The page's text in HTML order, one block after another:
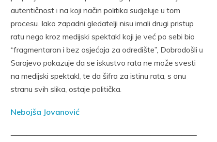
autentičnost i na koji način politika sudjeluje u tom
procesu. Iako zapadni gledatelji nisu imali drugi pristup
ratu nego kroz medijski spektakl koji je već po sebi bio
“fragmentaran i bez osjećaja za odredište”, Dobrodošli u
Sarajevo pokazuje da se iskustvo rata ne može svesti
na medijski spektakl, te da šifra za istinu rata, s onu
stranu svih slika, ostaje politička.
Nebojša Jovanović
————————————————————————